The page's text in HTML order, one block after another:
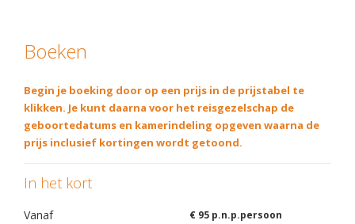
Boeken
Begin je boeking door op een prijs in de prijstabel te
klikken. Je kunt daarna voor het reisgezelschap de
geboortedatums en kamerindeling opgeven waarna de
prijs inclusief kortingen wordt getoond.
In het kort
Vanaf € 95 p.n.p.persoon